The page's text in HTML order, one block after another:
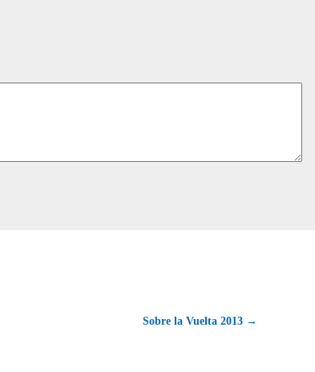
Sobre la Vuelta 2013 →